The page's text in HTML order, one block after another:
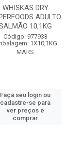
WHISKAS DRY
ADULTO
10,1KG
Código: 977933
1X10,1KG
MARS
Faça seu login ou
cadastre-se para
ver preços e
comprar